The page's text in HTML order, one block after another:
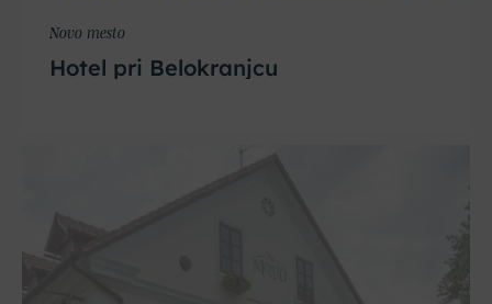
Novo mesto
Hotel pri Belokranjcu